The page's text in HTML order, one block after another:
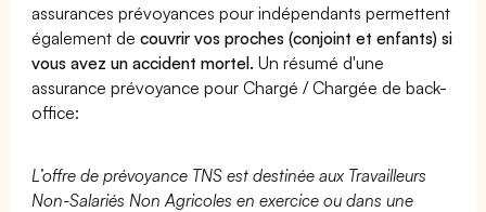
assurances prévoyances pour indépendants permettent
également decouvrir vos proches (conjoint et enfants) si
vous avez un accident mortel. Un résumé d'une
assurance prévoyance pour Chargé / Chargée de back-
office:
L’offre de prévoyance TNS est destinée aux Travailleurs
Non-Salariés Non Agricoles en exercice ou dans une